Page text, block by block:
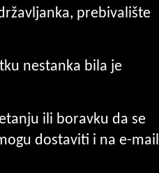
prebivalište
nestanka bila je
ili boravku da se
dostaviti i na e-mail